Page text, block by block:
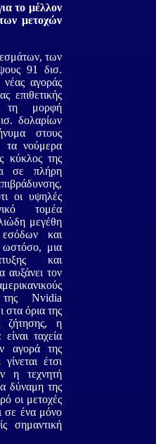
το μέλλον
μετοχών
των
91 δισ.
νέας αγοράς
επιθετικής
τη μορφή
δολαρίων
στους
τα νούμερα
κύκλος της
σε πλήρη
οι υψηλές
τομέα
μεγέθη
και
μια
και
αυξάνει τον
Nvidia
στα όρια της
ζήτησης, η
ταχεία
αγορά της
έτσι
η τεχνητή
δύναμη της
οι μετοχές
σε ένα μόνο
σημαντική